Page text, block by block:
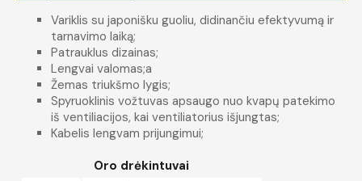
Variklis su japonišku guoliu, didinančiu efektyvumą ir
tarnavimo laiką;
Patrauklus dizainas;
Lengvai valomas;a
Žemas triukšmo lygis;
Spyruoklinis vožtuvas apsaugo nuo kvapų patekimo
iš ventiliacijos, kai ventiliatorius išjungtas;
Kabelis lengvam prijungimui;
Oro drėkintuvai